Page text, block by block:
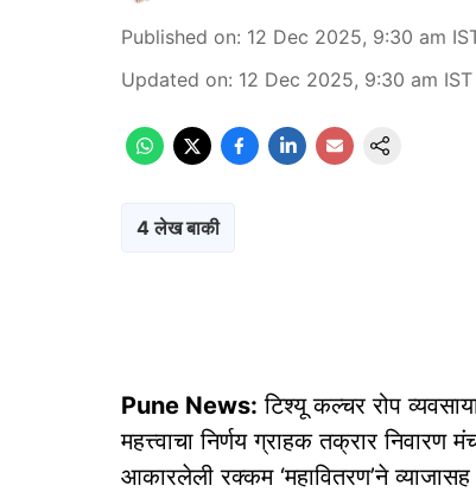
Published on: 12 Dec 2025, 9:30 am
Updated on: 12 Dec 2025, 9:30 am IST
4 लेख बाकी
Pune News: टिश्यू कल्चर रोप
महत्त्वाचा निर्णय ग्राहक तक्रार निवारण
आकारलेली रक्कम ‘महावितरण’ने